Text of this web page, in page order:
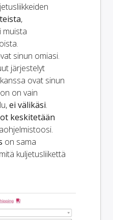
,
muista
sinun omiasi.
järjestelyt
ovat sinun
on vain
ei välikäsi.
keskitetään
on sama
kuljetusliikettä